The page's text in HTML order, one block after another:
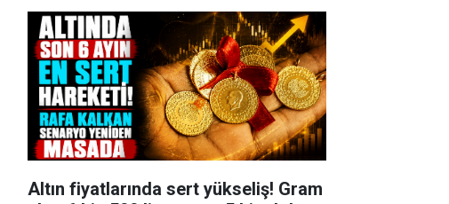
Altın fiyatlarında sert yükseliş! Gram